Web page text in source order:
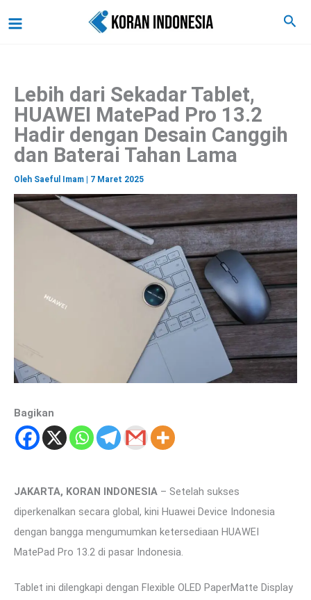
ke
Cari
Lebih dari Sekadar Tablet,
HUAWEI MatePad Pro 13.2
Hadir dengan Desain Canggih
dan Baterai Tahan Lama
Oleh Saeful Imam 7 Maret 2025
Bagikan
JAKARTA, KORAN INDONESIA – Setelah sukses
diperkenalkan secara global, kini Huawei Device Indonesia
dengan bangga mengumumkan ketersediaan HUAWEI
MatePad Pro 13.2 di pasar Indonesia.
Tablet ini dilengkapi dengan Flexible OLED PaperMatte Display
a